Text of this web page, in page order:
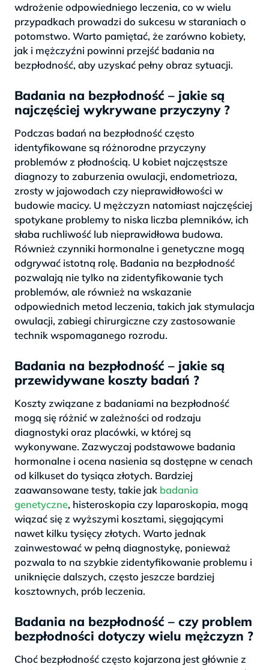
wdrożenie odpowiedniego leczenia, co w wielu
przypadkach prowadzi do sukcesu w staraniach o
potomstwo. Warto pamiętać, że zarówno kobiety,
jak i mężczyźni powinni przejść badania na
bezpłodność, aby uzyskać pełny obraz sytuacji.
Badania na bezpłodność – jakie są
najczęściej wykrywane przyczyny ?
Podczas badań na bezpłodność często
identyfikowane są różnorodne przyczyny
problemów z płodnością. U kobiet najczęstsze
diagnozy to zaburzenia owulacji, endometrioza,
zrosty w jajowodach czy nieprawidłowości w
budowie macicy. U mężczyzn natomiast najczęściej
spotykane problemy to niska liczba plemników, ich
słaba ruchliwość lub nieprawidłowa budowa.
Również czynniki hormonalne i genetyczne mogą
odgrywać istotną rolę. Badania na bezpłodność
pozwalają nie tylko na zidentyfikowanie tych
problemów, ale również na wskazanie
odpowiednich metod leczenia, takich jak stymulacja
owulacji, zabiegi chirurgiczne czy zastosowanie
technik wspomaganego rozrodu.
Badania na bezpłodność – jakie są
przewidywane koszty badań ?
Koszty związane z badaniami na bezpłodność
mogą się różnić w zależności od rodzaju
diagnostyki oraz placówki, w której są
wykonywane. Zazwyczaj podstawowe badania
hormonalne i ocena nasienia są dostępne w cenach
od kilkuset do tysiąca złotych. Bardziej
zaawansowane testy, takie jak badania
genetyczne, histeroskopia czy laparoskopia, mogą
wiązać się z wyższymi kosztami, sięgającymi
nawet kilku tysięcy złotych. Warto jednak
zainwestować w pełną diagnostykę, ponieważ
pozwala to na szybkie zidentyfikowanie problemu i
uniknięcie dalszych, często jeszcze bardziej
kosztownych, prób leczenia.
Badania na bezpłodność – czy problem
bezpłodności dotyczy wielu mężczyzn ?
Choć bezpłodność często kojarzona jest głównie z